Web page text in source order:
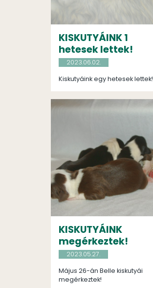
KISKUTYÁINK 1
hetesek lettek!
2023.06.02.
Kiskutyáink egy hetesek lettek!
KISKUTYÁINK
megérkeztek!
2023.05.27.
Május 26-án Belle kiskutyái
megérkeztek!